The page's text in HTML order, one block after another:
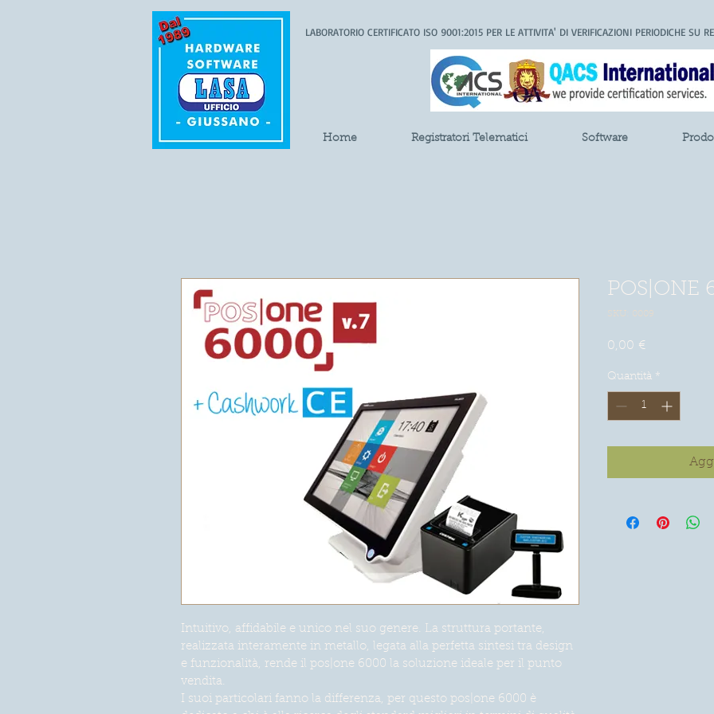
LABORATORIO CERTIFICATO ISO 9001:2015 PER LE ATTIVITA' DI VERIFICAZIONI PERIODICHE SU
Home Registratori Telematici Software
Intuitivo, affidabile e unico nel suo genere. La struttura portante,
realizzata interamente in metallo, legata alla perfetta sintesi tra design
e funzionalità, rende il pos|one 6000 la soluzione ideale per il punto
vendita.
I suoi particolari fanno la differenza, per questo pos|one 6000 è
POS|ONE
SKU: 0009
0,00 €
Quantità *